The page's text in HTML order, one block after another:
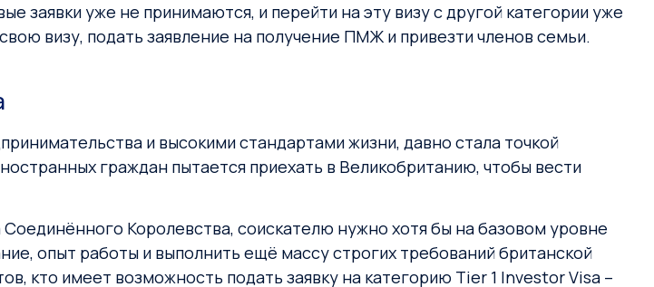
заявки уже не принимаются, и перейти на эту визу с другой категории уже
визу, подать заявление на получение ПМЖ и привезти членов семьи.
и высокими стандартами жизни, давно стала точкой
граждан пытается приехать в Великобританию, чтобы вести
Королевства, соискателю нужно хотя бы на базовом уровне
опыт работы и выполнить ещё массу строгих требований британской
кто имеет возможность подать заявку на категорию Tier 1 Investor Visa –